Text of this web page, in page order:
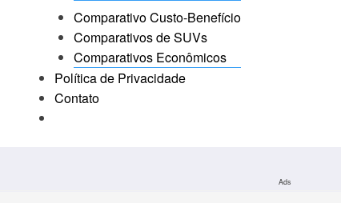
Comparativo Custo-Benefício
Comparativos de SUVs
Comparativos Econômicos
Política de Privacidade
Contato
Ads